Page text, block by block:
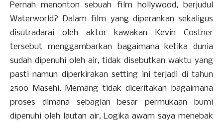
Pernah menonton sebuah film hollywood, berjudul
Waterworld? Dalam film yang diperankan sekaligus
disutradarai oleh aktor kawakan Kevin Costner
tersebut menggambarkan bagaimana ketika dunia
sudah dipenuhi oleh air, tidak disebutkan waktu yang
pasti namun diperkirakan setting ini terjadi di tahun
2500 Masehi. Memang tidak diceritakan bagaimana
proses dimana sebagian besar permukaan bumi
dipenuhi oleh lautan air. Logika awam saya menebak